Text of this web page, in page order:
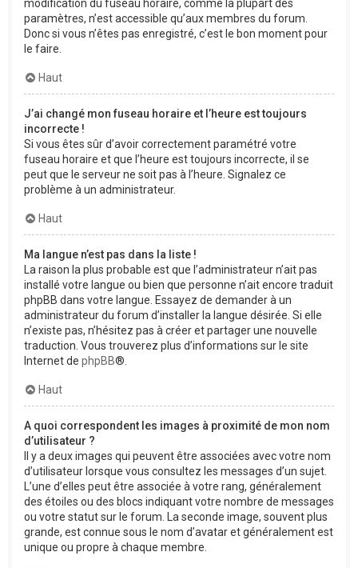
modification du fuseau horaire, comme la plupart des
paramètres, n’est accessible qu’aux membres du forum.
Donc si vous n’êtes pas enregistré, c’est le bon moment pour
le faire.
Haut
J’ai changé mon fuseau horaire et l’heure est toujours
incorrecte !
Si vous êtes sûr d’avoir correctement paramétré votre
fuseau horaire et que l’heure est toujours incorrecte, il se
peut que le serveur ne soit pas à l’heure. Signalez ce
problème à un administrateur.
Haut
Ma langue n’est pas dans la liste !
La raison la plus probable est que l’administrateur n’ait pas
installé votre langue ou bien que personne n’ait encore traduit
phpBB dans votre langue. Essayez de demander à un
administrateur du forum d’installer la langue désirée. Si elle
n’existe pas, n’hésitez pas à créer et partager une nouvelle
traduction. Vous trouverez plus d’informations sur le site
Internet de phpBB®.
Haut
A quoi correspondent les images à proximité de mon nom
d’utilisateur ?
Il y a deux images qui peuvent être associées avec votre nom
d’utilisateur lorsque vous consultez les messages d’un sujet.
L’une d’elles peut être associée à votre rang, généralement
des étoiles ou des blocs indiquant votre nombre de messages
ou votre statut sur le forum. La seconde image, souvent plus
grande, est connue sous le nom d’avatar et généralement est
unique ou propre à chaque membre.